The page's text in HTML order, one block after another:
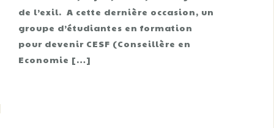
de l’exil. A cette dernière occasion, un
groupe d’étudiantes en formation
pour devenir CESF (Conseillère en
Economie […]